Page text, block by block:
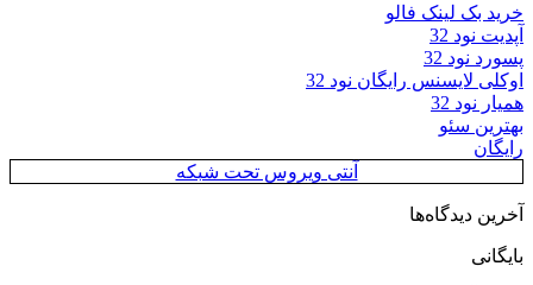
خرید بک لینک فالو
آپدیت نود 32
پسورد نود 32
اوکلی لایسنس رایگان نود 32
همیار نود 32
بهترین سئو
رایگان
آنتی ویروس تحت شبکه
آخرین دیدگاه‌ها
بایگانی